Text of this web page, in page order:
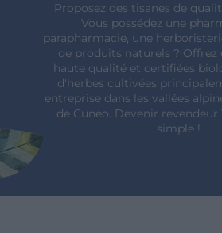
Proposez des tisanes de
Vous possédez une
parapharmacie, une
de produits naturels ? Offrez
haute qualité et certifiées
d'herbes cultivées
entreprise dans les vallées
de Cuneo. Devenir revendeur
simple !